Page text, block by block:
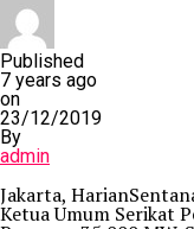
Published
7 years ago
on
23/12/2019
By
admin
Jakarta,
Ketua Umum Serikat